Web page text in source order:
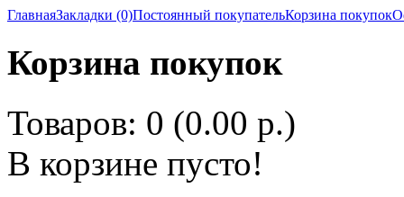
ГлавнаяЗакладки (0)Постоянный покупательКорзина покупок
Корзина покупок
Товаров: 0 (0.00 р.)
В корзине пусто!